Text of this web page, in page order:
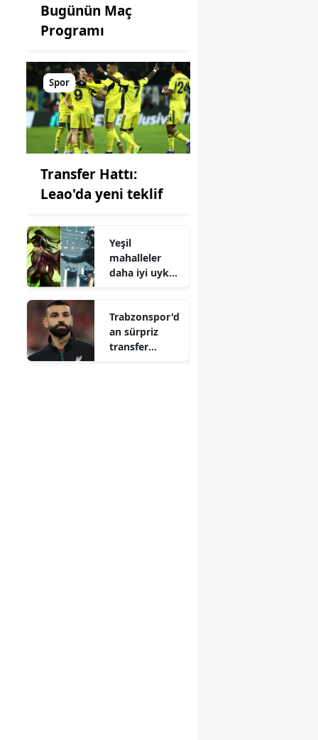
Bugünün Maç
Programı
Spor
Transfer Hattı:
Leao'da yeni teklif
Yeşil
mahalleler
daha iyi uyku
Trabzonspor'd
an sürpriz
transfer